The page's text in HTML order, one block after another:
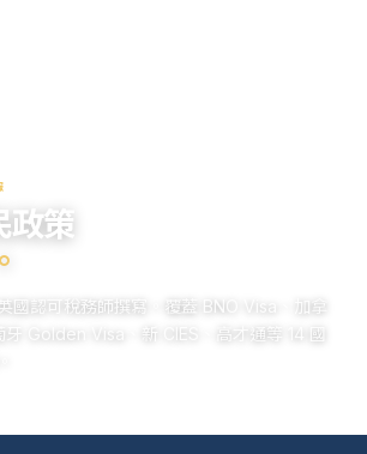
政策
國認可稅務師撰寫。覆蓋 BNO Visa、加拿
牙 Golden Visa、新 CIES、高才通等 14 國